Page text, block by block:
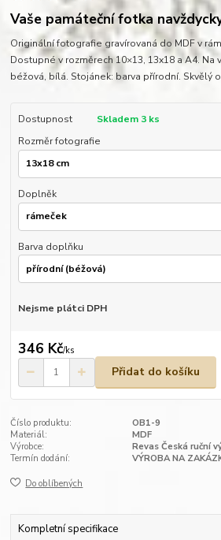
Vaše památeční fotka
Originální fotografie gravírovaná do MDF v
Dostupné v rozměrech 10×13, 13x18 a A4. Na
béžová, bílá. Stojánek: barva přírodní. Skvělý
Dostupnost
Skladem 3 ks
Rozměr fotografie
Doplněk
Barva doplňku
Nejsme plátci DPH
346 Kč/ks
Přidat do košíku
Číslo produktu:
OB1-9
Materiál:
MDF
Výrobce:
Revas Česká ruční
Termín dodání:
VÝROBA NA
Do oblíbených
Kompletní specifikace